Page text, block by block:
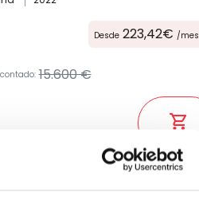
Carrocería
Ver los 6 coches
Desde 223,42€ /mes
15.600 €